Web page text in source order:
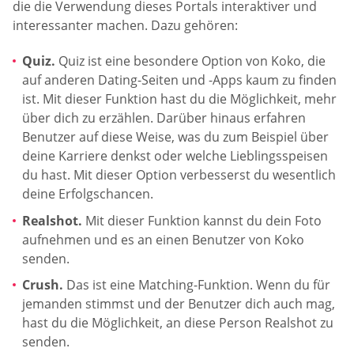
die die Verwendung dieses Portals interaktiver und
interessanter machen. Dazu gehören:
Quiz. Quiz ist eine besondere Option von Koko, die
auf anderen Dating-Seiten und -Apps kaum zu finden
ist. Mit dieser Funktion hast du die Möglichkeit, mehr
über dich zu erzählen. Darüber hinaus erfahren
Benutzer auf diese Weise, was du zum Beispiel über
deine Karriere denkst oder welche Lieblingsspeisen
du hast. Mit dieser Option verbesserst du wesentlich
deine Erfolgschancen.
Realshot. Mit dieser Funktion kannst du dein Foto
aufnehmen und es an einen Benutzer von Koko
senden.
Crush. Das ist eine Matching-Funktion. Wenn du für
jemanden stimmst und der Benutzer dich auch mag,
hast du die Möglichkeit, an diese Person Realshot zu
senden.